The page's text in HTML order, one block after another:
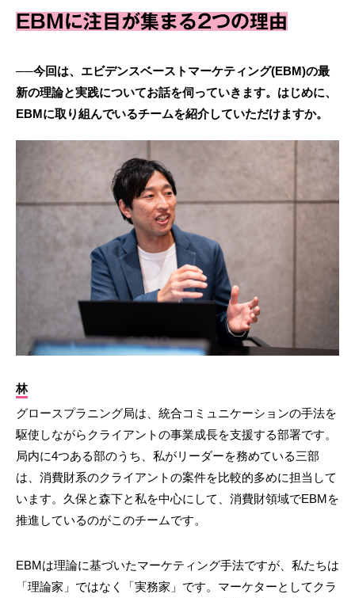
EBMに注目が集まる2つの理由
──今回は、エビデンスベーストマーケティング(EBM)の最
新の理論と実践についてお話を伺っていきます。はじめに、
EBMに取り組んでいるチームを紹介していただけますか。
林
グロースプラニング局は、統合コミュニケーションの手法を
駆使しながらクライアントの事業成長を支援する部署です。
局内に4つある部のうち、私がリーダーを務めている三部
は、消費財系のクライアントの案件を比較的多めに担当して
います。久保と森下と私を中心にして、消費財領域でEBMを
推進しているのがこのチームです。
EBMは理論に基づいたマーケティング手法ですが、私たちは
「理論家」ではなく「実務家」です。マーケターとしてクラ